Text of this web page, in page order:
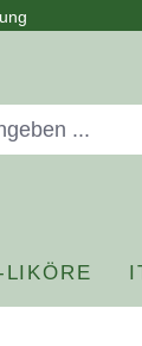
LIKÖRE